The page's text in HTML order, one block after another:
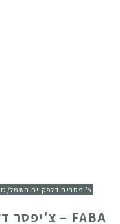
צ'יפסרים דלפקיים חשמל/גז
FABA – צ'יפסר דלפקי ME10+10T